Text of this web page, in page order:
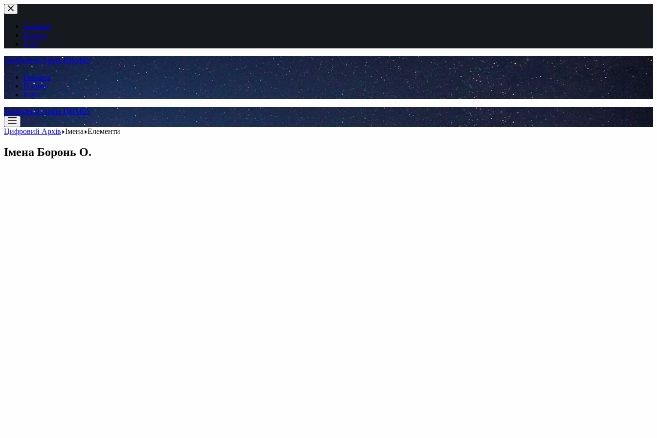
Перейти
до
вмістуГоловна
Пошук
Інфо
Цифровий Архів ННМБУ
Головна
Пошук
Інфо
Цифровий Архів ННМБУ
Цифровий Архів Імена Елементи
Імена Боронь О.